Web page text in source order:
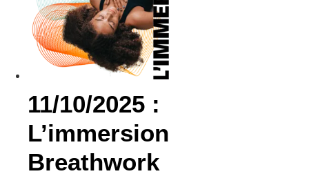
11/10/2025 :
L’immersion
Breathwork